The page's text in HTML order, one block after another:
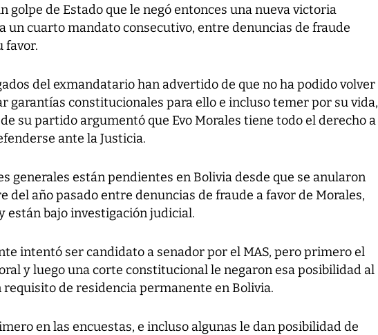
golpe de Estado que le negó entonces una nueva victoria
un cuarto mandato consecutivo, entre denuncias de fraude
favor.
del exmandatario han advertido de que no ha podido volver
garantías constitucionales para ello e incluso temer por su vida,
su partido argumentó que Evo Morales tiene todo el derecho a
ante la Justicia.
generales están pendientes en Bolivia desde que se anularon
del año pasado entre denuncias de fraude a favor de Morales,
están bajo investigación judicial.
intentó ser candidato a senador por el MAS, pero primero el
y luego una corte constitucional le negaron esa posibilidad al
de residencia permanente en Bolivia.
en las encuestas, e incluso algunas le dan posibilidad de